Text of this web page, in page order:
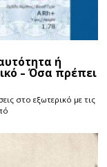
ή
– Όσα πρέπει
στο εξωτερικό με τις